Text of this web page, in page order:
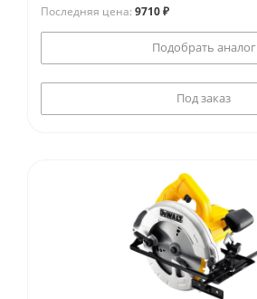
Последняя цена: 9710 ₽
Подобрать аналог
Под заказ